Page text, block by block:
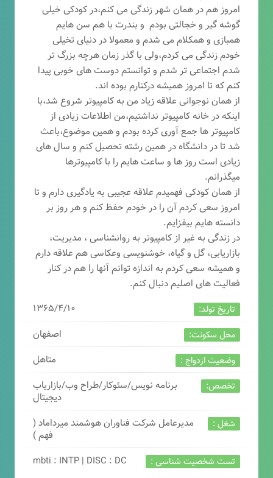
امروز هم در همان شهر زندگی می کنم،در کودکی خیلی
گوشه گیر و خجالتی بودم و بندرت با هم سن هایم
همبازی و همکلام می شدم و معمولا در دنیای تخیلی
خودم زندگی می کردم،ولی با گذر زمان هرچه بزرگ تر
شدم اجتماعی تر شدم و توانستم دوست های خوبی پیدا
کنم که تا امروز همیشه درکنارم بوده اند.
از همان نوجوانی علاقه زیاد من به کامپیوتر شروع شد،با
اینکه در خانه کامپیوتر نداشتیم،من اطلاعات زیادی از
کامپیوتر ها جمع آوری کرده بودم و همین موضوع،باعث
شد تا در دانشگاه در همین رشته تحصیل کنم و سال های
زیادی است روز ها و ساعت هایم را با کامپیوترها
میگذرانم.
از همان کودکی فهمیدم علاقه عجیبی به یادگیری دارم و تا
امروز سعی کردم آن را در خودم حفظ کنم و هر روز بر
دانسته هایم بیفزایم.
در زندگی به غیر از کامپیوتر به روانشناسی ، مدیریت،
بازاریابی، گل و گیاه، خوشنویسی وعکاسی هم علاقه دارم
و همیشه سعی کردم به اندازه توانم آنها را هم در کنار
فعالیت های اصلیم دنبال کنم.
تاریخ تولد: ۱۳۶۵/۴/۱۰
محل سکونت: اصفهان
وضعیت ازدواج : متاهل
تخصص:
برنامه نویس/سئوکار/طراح وب/بازاریاب
دیجیتال
شغل :
مدیرعامل شرکت فناوران هوشمند میرداماد (
فهم )
تست شخصیت شناسی : mbti : INTP | DISC : DC